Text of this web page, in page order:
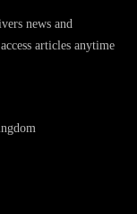
गरिन्-
news and
articles anytime